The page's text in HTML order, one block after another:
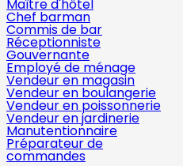
Maître d'hôtel
Chef barman
Commis de bar
Réceptionniste
Gouvernante
Employé de ménage
Vendeur en magasin
Vendeur en boulangerie
Vendeur en poissonnerie
Vendeur en jardinerie
Manutentionnaire
Préparateur de
commandes